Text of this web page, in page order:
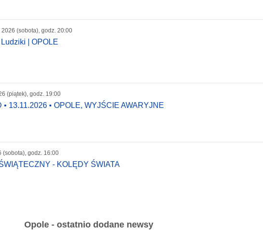
(sobota), godz. 20:00
| OPOLE
(piątek), godz. 19:00
• 13.11.2026 • OPOLE, WYJŚCIE AWARYJNE
(sobota), godz. 16:00
- KOLĘDY ŚWIATA
Opole - ostatnio dodane newsy